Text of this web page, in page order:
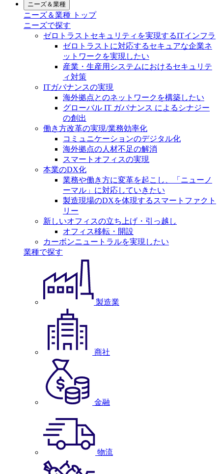
ニーズ＆業種
ニーズ＆業種 トップ
ニーズで探す
ゼロトラストセキュリティを実現するITインフラ
ゼロトラストに対応するセキュアな企業ネ
ットワークを実現したい
産業・生産用システムにおけるセキュリテ
ィ対策
ITガバナンスの実現
海外拠点とのネットワークを構築したい
グローバル IT ガバナンス によるシナジー
の創出
働き方改革の実現/業務効率化
コミュニケーションのデジタル化
海外拠点の人材不足の解消
スマートオフィスの実現
本業のDX化
業務や働き方に変革を起こし、「ニューノ
ーマル」に対応していきたい
製造現場のDXを体現するスマートファクト
リー
新しいオフィスの立ち上げ・引っ越し
オフィス移転・開設
カーボンニュートラルを実現したい
業種で探す
製造業
商社
金融
物流